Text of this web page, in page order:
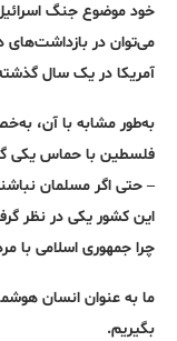
خود موضوع جنگ
می‌توان در
آمریکا در یک سال
به‌طور مشابه با آن،
فلسطین با حماس یکی
– حتی اگر مسلمان
این کشور یکی در نظر
چرا جمهوری اسلامی با
ما به عنوان انسان
بگیریم.